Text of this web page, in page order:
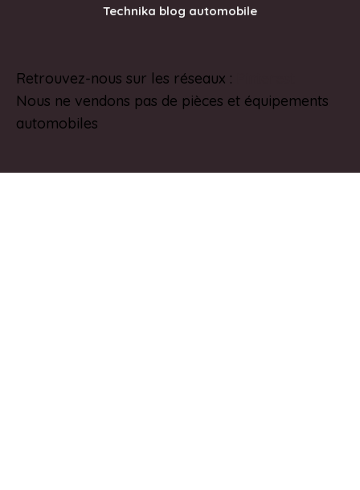
v
e
:
Technika blog automobile
Retrouvez-nous sur les réseaux :
Nous ne vendons pas de pièces et équipements
automobiles